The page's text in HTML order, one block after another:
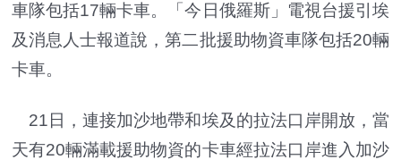
車隊包括17輛卡車。「今日俄羅斯」電視台援引埃
及消息人士報道說，第二批援助物資車隊包括20輛
卡車。
21日，連接加沙地帶和埃及的拉法口岸開放，當
天有20輛滿載援助物資的卡車經拉法口岸進入加沙